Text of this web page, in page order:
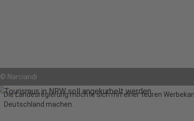
© Narciandi
Die Landesregierung möchte sich mit einer teuren
Deutschland machen.